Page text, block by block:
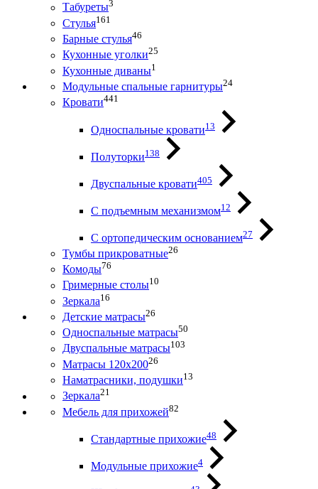
Табуреты3
Стулья161
Барные стулья46
Кухонные уголки25
Кухонные диваны1
Модульные спальные гарнитуры24
Кровати441
Односпальные кровати13
Полуторки138
Двуспальные кровати405
С подъемным механизмом12
С ортопедическим основанием27
Тумбы прикроватные26
Комоды76
Гримерные столы10
Зеркала16
Детские матрасы26
Односпальные матрасы50
Двуспальные матрасы103
Матрасы 120х20026
Наматрасники, подушки13
Зеркала21
Мебель для прихожей82
Стандартные прихожие48
Модульные прихожие4